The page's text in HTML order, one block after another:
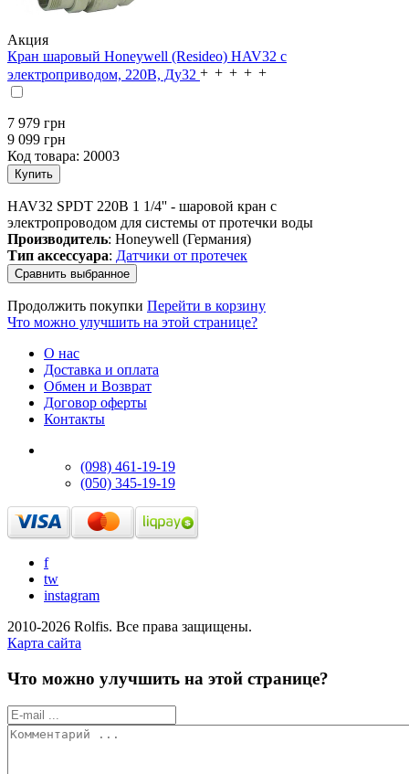
Акция
Кран шаровый Honeywell (Resideo) HAV32 с
электроприводом, 220В, Ду32
7 979 грн
9 099 грн
Код товара: 20003
HAV32 SPDT 220B 1 1/4'' - шаровой кран с
электропроводом для системы от протечки воды
Производитель: Honeywell (Германия)
Тип аксессуара: Датчики от протечек
Продолжить покупки Перейти в корзину
Что можно улучшить на этой странице?
О нас
Доставка и оплата
Обмен и Возврат
Договор оферты
Контакты
(098) 461-19-19
(050) 345-19-19
f
tw
instagram
2010-2026 Rolfis. Все права защищены.
Карта сайта
Что можно улучшить на этой странице?